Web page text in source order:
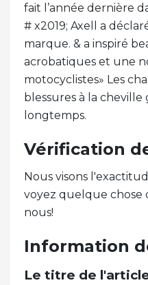
fait l’année dernière
# x2019; Axell a
marque. & a inspiré
acrobatiques et une
motocyclistes» Les
blessures à la cheville
longtemps.
Vérification
Nous visons
voyez quelque chose
nous!
Information
Le titre de